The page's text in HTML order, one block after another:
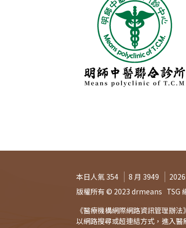
本日人氣 354 8 月 3949
版權所有 © 2023 drmeans TSG
《醫療機構網際網路資訊管理辦
以網路搜尋或超連結方式，進入醫